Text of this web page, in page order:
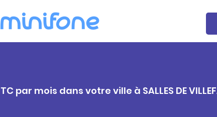
mois dans votre ville à SALLES DE